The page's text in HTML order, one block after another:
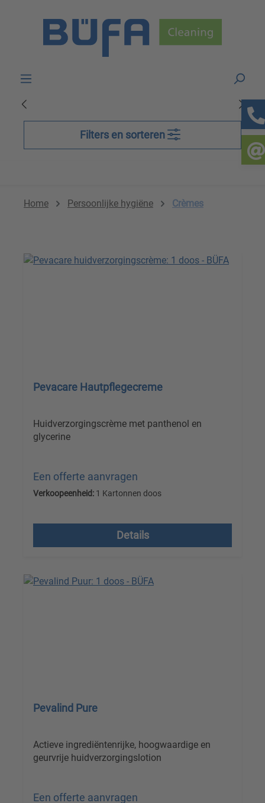
Filters en sorteren
Home Persoonlijke hygiëne Crèmes
Pevacare Hautpflegecreme
Huidverzorgingscrème met panthenol en
glycerine
Een offerte aanvragen
Verkoopeenheid: 1 Kartonnen doos
Details
Pevalind Pure
Actieve ingrediëntenrijke, hoogwaardige en
geurvrije huidverzorgingslotion
Een offerte aanvragen